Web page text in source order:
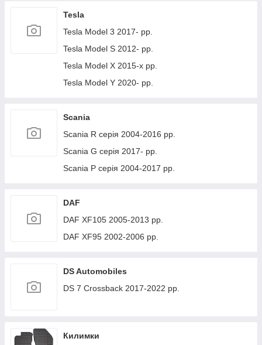
Tesla
Tesla Model 3 2017- рр.
Tesla Model S 2012- рр.
Tesla Model X 2015-х рр.
Tesla Model Y 2020- рр.
Scania
Scania R серія 2004-2016 рр.
Scania G серія 2017- рр.
Scania P серія 2004-2017 рр.
DAF
DAF XF105 2005-2013 рр.
DAF XF95 2002-2006 рр.
DS Automobiles
DS 7 Crossback 2017-2022 рр.
Килимки